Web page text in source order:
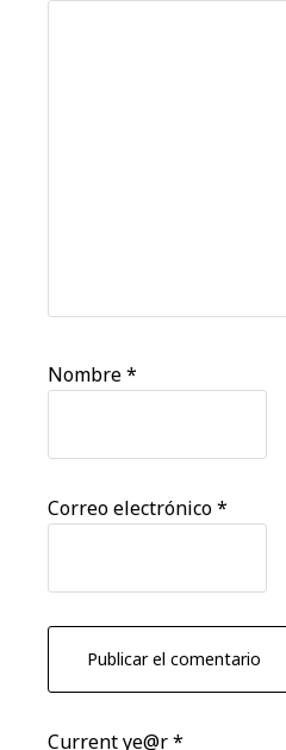
Nombre*
Correo electrónico*
Current ye@r*